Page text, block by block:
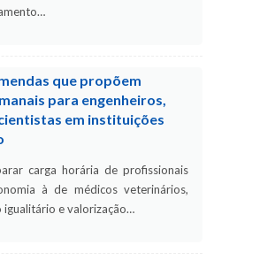
que propõem
para engenheiros,
em instituições
carga horária de profissionais
à de médicos veterinários,
e valorização…